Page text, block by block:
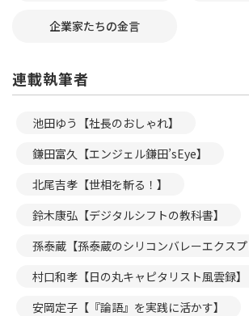
企業家たちの金言
連載執筆者
池田ゆう【社長のおしゃれ】
鎌田富久【エンジェル鎌田’sEye】
北尾吉孝【世相を斬る！】
鈴木康弘【デジタルシフトの教科書】
孫泰蔵【孫泰蔵のシリコンバレーエクスプ
村口和孝【日の丸キャピタリスト風雲録】
安岡定子【『論語』を実践に活かす】